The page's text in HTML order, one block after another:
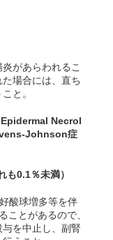
があらわれるこ
場合には、直ち
と。
Necrol
Johnson症
も0.1％未満）
酸球増多等を伴
ことがあるので、
を中止し、副腎